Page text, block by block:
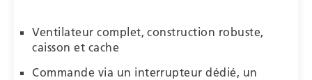
Ventilateur complet, construction robuste,
caisson et cache
Commande via un interrupteur dédié, un